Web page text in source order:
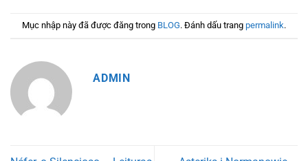
Mục nhập này đã được đăng trong BLOG. Đánh dấu trang permalink.
ADMIN